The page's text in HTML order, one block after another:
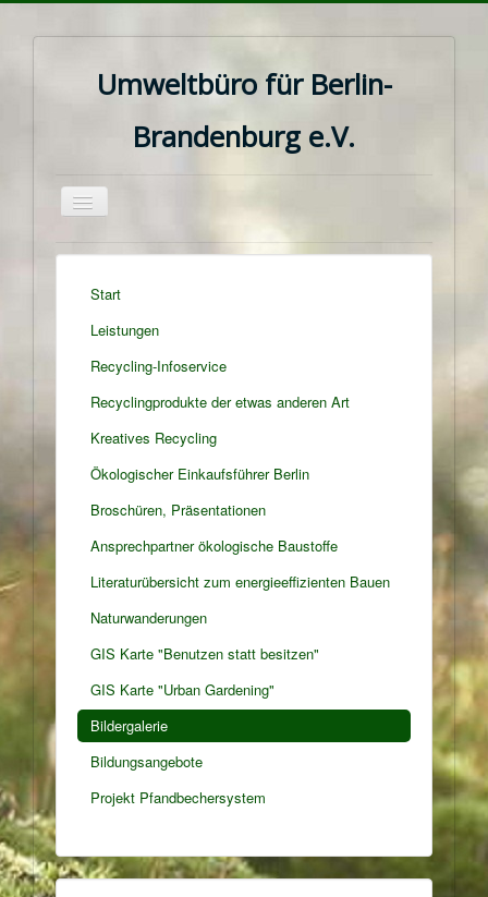
Umweltbüro für Berlin-
Brandenburg e.V.
Navigation
Start
Leistungen
Recycling-Infoservice
Recyclingprodukte der etwas anderen Art
Kreatives Recycling
Ökologischer Einkaufsführer Berlin
Broschüren, Präsentationen
Ansprechpartner ökologische Baustoffe
Literaturübersicht zum energieeffizienten Bauen
Naturwanderungen
GIS Karte "Benutzen statt besitzen"
GIS Karte "Urban Gardening"
Bildergalerie
Bildungsangebote
Projekt Pfandbechersystem